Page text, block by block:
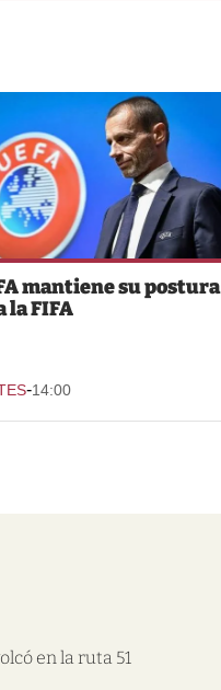
mantiene su postura
la FIFA
-14:00
en la ruta 51